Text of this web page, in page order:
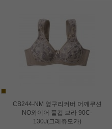
CB244-NM 옆구리커버 어깨쿠션
NO와이어 풀컵 브라 90C-
130J(그레쥬모카)